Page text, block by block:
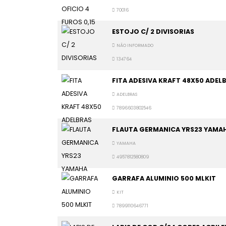
70016
ESTOJO C/ 2 DIVISORIAS
NÃO INFORMADO
134764
FITA ADESIVA KRAFT 48X50
ADELBRAS
7896603802546
FLAUTA GERMANICA YRS23
YAMAHA
4957812580809
GARRAFA ALUMINIO 500 MLKIT
KIT
7899110646771